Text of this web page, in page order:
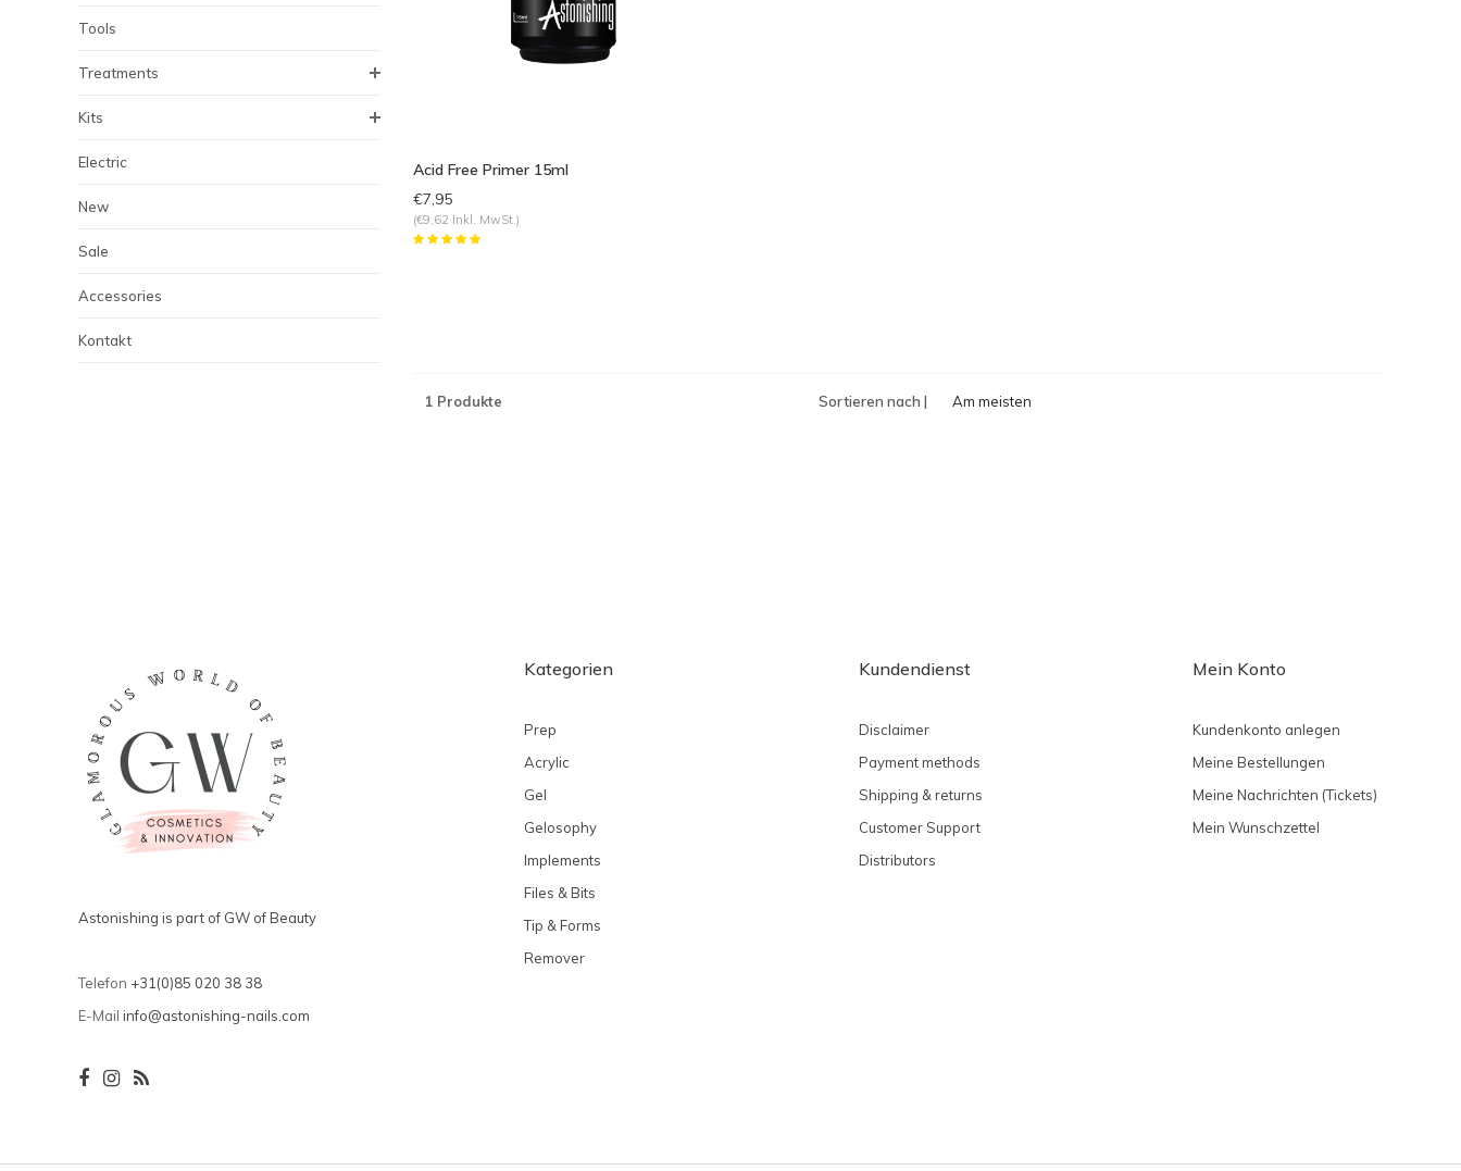
Tools
Treatments
Kits
Electric
New
Sale
Accessories
Kontakt
Acid Free Primer 15ml
€7,95
(€9,62 Inkl. MwSt.)
1 Produkte Sortieren nach |
Am meisten
Astonishing is part of GW of Beauty
Telefon +31(0)85 020 38 38
E-Mail info@astonishing-nails.com
Kategorien
Prep
Acrylic
Gel
Gelosophy
Implements
Files & Bits
Tip & Forms
Remover
Kundendienst
Disclaimer
Payment methods
Shipping & returns
Customer Support
Distributors
Mein Konto
Kundenkonto anlegen
Meine Bestellungen
Meine Nachrichten (Tickets)
Mein Wunschzettel